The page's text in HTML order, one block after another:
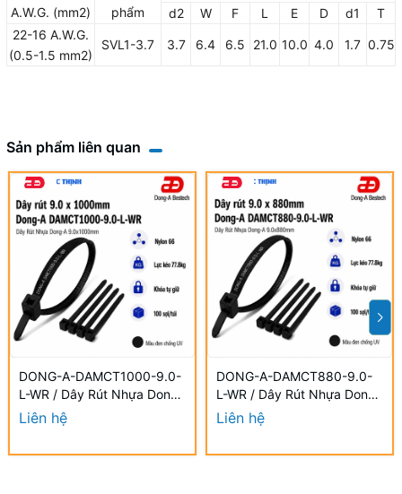
A.W.G. (mm2)
phẩm
d2
W F L E D d1
T
22-16 A.W.G.
(0.5-1.5 mm2)
SVL1-3.7 3.7 6.4 6.5 21.0 10.0 4.0 1.7 0.75
Sản phẩm liên quan
DONG-A-DAMCT1000-9.0-
L-WR / Dây Rút Nhựa Dong-
A 9.0×1000mm Chống UV
Liên hệ
DONG-A-DAMCT880-9.0-
L-WR / Dây Rút Nhựa Dong-
A 9.0×880mm Chống UV
Liên hệ